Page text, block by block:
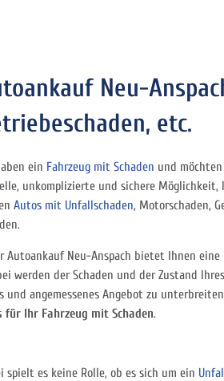
Neu-
etc.
ein Fahrzeug mit Schaden und
unkomplizierte und sichere Möglichkeit,
Autos mit Unfallschaden, Motorschaden,
Autoankauf Neu-Anspach bietet Ihnen
werden der Schaden und der Zustand
und angemessenes Angebot zu
für Ihr Fahrzeug mit Schaden.
spielt es keine Rolle, ob es sich um ein